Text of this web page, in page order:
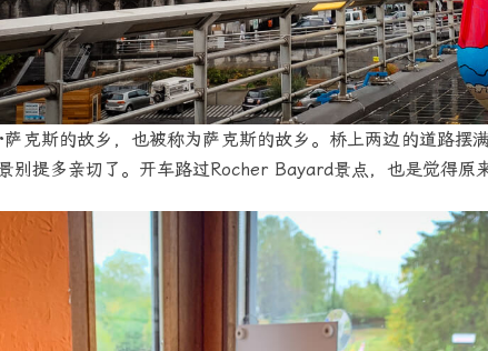
克斯的故乡，也被称为萨克斯的故乡。桥上两边的道路摆
别提多亲切了。开车路过Rocher Bayard景点，也是觉得原